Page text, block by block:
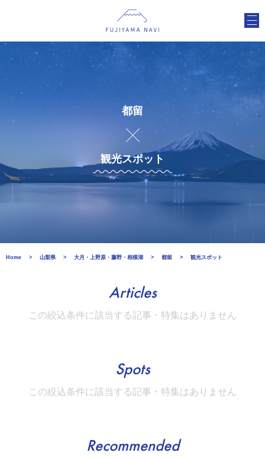
都留
観光スポット
Home 山梨県 大月・上野原・藤野・相模湖 都留 観光スポット
Articles
この絞込条件に該当する記事・特集はありません
Spots
この絞込条件に該当する記事・特集はありません
Recommended